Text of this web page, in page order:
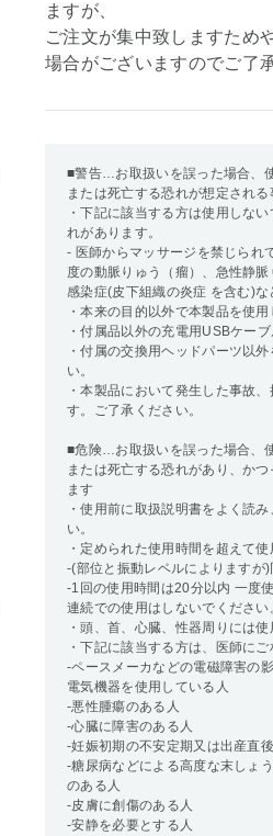
ますが、
ご注文が集中致しますため
場合がございますのでご了
■警告…お取扱いを誤った場合、
または死亡する恐れが想定される
・下記に該当する方は使用しな
れがあります。
- 医師からマッサージを禁じられ
度の動脈りゅう（瘤）、急性静
感染症(皮下組織の炎症 を含む)な
・本来の目的以外で本製品を使用
・付属品以外の充電用USBケー
・付属の交換用ヘッドパーツ以
い。
・本製品において発生した事故
す。ご了承ください。
■危険…お取扱いを誤った場合、
または死亡する恐れがあり、か
ます
・使用前に取扱説明書をよく読
い。
・定められた使用時間を超えて使
-(部位と振動レベルによりますが
-1回の使用時間は20分以内 一度
連続での使用はしないでください
・頭、首、心臓、性器周りには使
・下記に該当する方は、医師に
-ペースメーカなどの電磁障害の
電気機器を使用している人
-悪性腫瘍のある人
-心臓に障害のある人
-妊娠初期の不安定期又は出産直
-糖尿病などによる高度な末しょ
のある人
-皮膚に創傷のある人
-安静を必要とする人